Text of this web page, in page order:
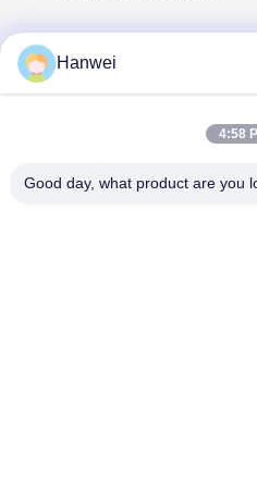
Hanwei
4:58
Good day, what product are you